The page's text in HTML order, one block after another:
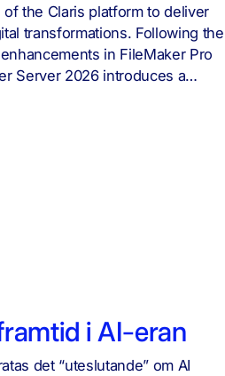
the Claris platform to deliver
transformations. Following the
in FileMaker Pro
Server 2026 introduces a…
i AI-eran
det “uteslutande” om AI